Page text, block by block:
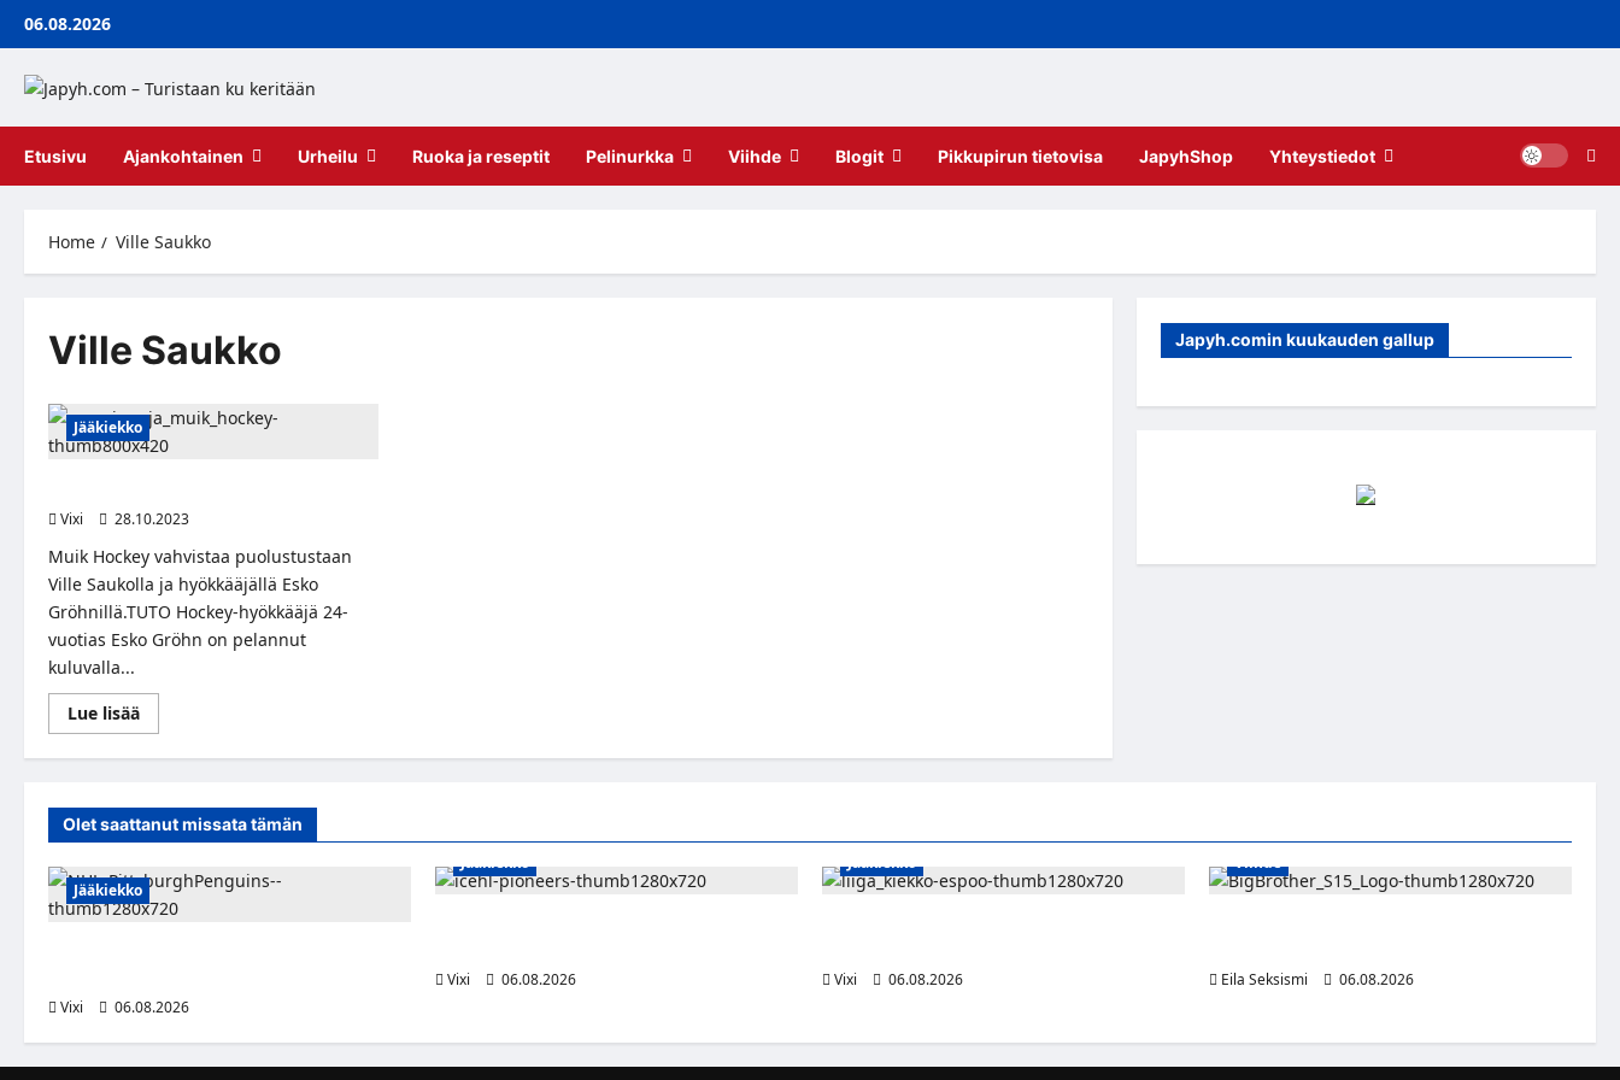
Skip06.08.2026
Etusivu Ajankohtainen Urheilu Ruoka ja reseptit Pelinurkka Viihde Blogit Pikkupirun tietovisa JapyhShop Yhteystiedot
Home Ville Saukko
Ville Saukko
Jääkiekko
Vixi
28.10.2023
Muik Hockey vahvistaa puolustustaan
Ville Saukolla ja hyökkääjällä Esko
Gröhnillä.TUTO Hockey-hyökkääjä 24-
vuotias Esko Gröhn on pelannut
kuluvalla...
Lue lisääRead
more
Muik
vahvistusta
Japyh.comin kuukauden gallup
Olet saattanut missata tämän
Jääkiekko
Vixi
06.08.2026
Jääkiekko
Vixi
06.08.2026
Jääkiekko
Vixi
06.08.2026
Viihde
Eila Seksismi
06.08.2026